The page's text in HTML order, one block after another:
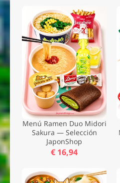
Menú Ramen Duo Midori
Sakura — Selección
JaponShop
€ 16,94